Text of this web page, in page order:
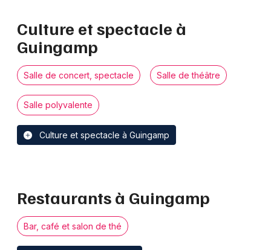
22 - Côtes d'Armor
Mon email
Culture et spectacle à
Guingamp
Salle de concert, spectacle Salle de théâtre
Salle polyvalente
Culture et spectacle à Guingamp
Restaurants à Guingamp
Bar, café et salon de thé